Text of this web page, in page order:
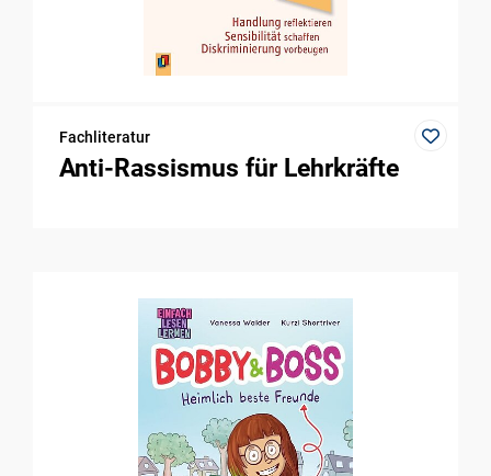
Fachliteratur
Anti-Rassismus für Lehrkräfte